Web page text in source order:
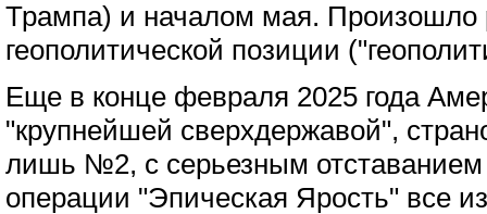
Трампа) и началом мая. Произошло
геополитической позиции
Еще в конце февраля 2025 года
"крупнейшей сверхдержавой",
лишь №2, с серьезным
операции "Эпическая Ярость" все